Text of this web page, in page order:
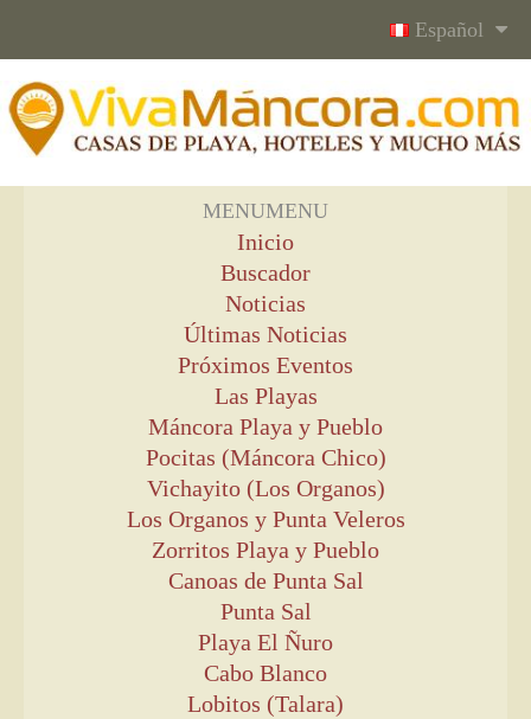
Español
MENUMENU
Inicio
Buscador
Noticias
Últimas Noticias
Próximos Eventos
Las Playas
Máncora Playa y Pueblo
Pocitas (Máncora Chico)
Vichayito (Los Organos)
Los Organos y Punta Veleros
Zorritos Playa y Pueblo
Canoas de Punta Sal
Punta Sal
Playa El Ñuro
Cabo Blanco
Lobitos (Talara)